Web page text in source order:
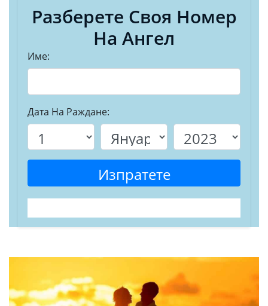
Разберете Своя Номер
На Ангел
Име:
Дата На Раждане:
Изпратете